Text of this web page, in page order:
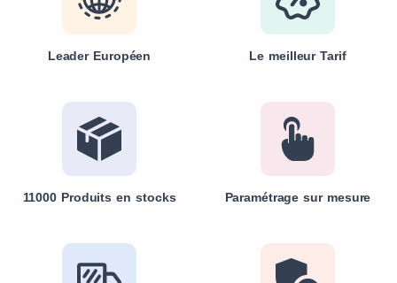
Leader Européen Le meilleur Tarif
11000 Produits en stocks Paramétrage sur mesure